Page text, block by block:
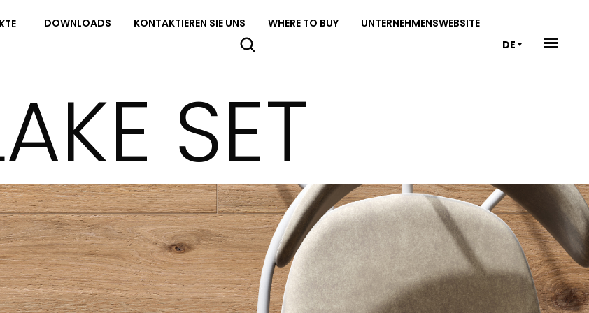
DOWNLOADS KONTAKTIEREN SIE UNS WHERE TO BUY
UNTERNEHMENSWEBSITE
DE
SET